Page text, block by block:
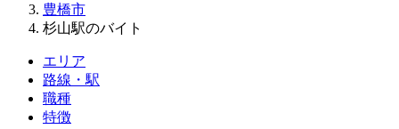
豊橋市
杉山駅のバイト
エリア
路線・駅
職種
特徴